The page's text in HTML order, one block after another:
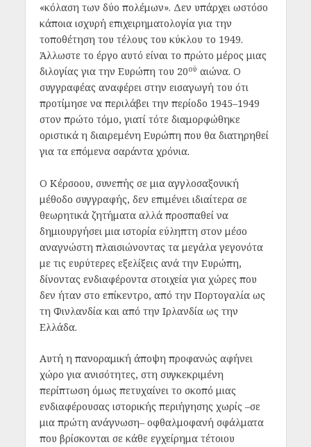
«κόλαση των δύο πολέμων». Δεν υπάρχει ωστόσο
κάποια ισχυρή επιχειρηματολογία για την
τοποθέτηση του τέλους του κύκλου το 1949.
Άλλωστε το έργο αυτό είναι το πρώτο μέρος μιας
διλογίας για την Ευρώπη του 20ού αιώνα. Ο
συγγραφέας αναφέρει στην εισαγωγή του ότι
προτίμησε να περιλάβει την περίοδο 1945–1949
στον πρώτο τόμο, γιατί τότε διαμορφώθηκε
οριστικά η διαιρεμένη Ευρώπη που θα διατηρηθεί
για τα επόμενα σαράντα χρόνια.
Ο Κέρσοου, συνεπής σε μια αγγλοσαξονική
μέθοδο συγγραφής, δεν επιμένει ιδιαίτερα σε
θεωρητικά ζητήματα αλλά προσπαθεί να
δημιουργήσει μια ιστορία εύληπτη στον μέσο
αναγνώστη πλαισιώνοντας τα μεγάλα γεγονότα
με τις ευρύτερες εξελίξεις ανά την Ευρώπη,
δίνοντας ενδιαφέροντα στοιχεία για χώρες που
δεν ήταν στο επίκεντρο, από την Πορτογαλία ως
τη Φινλανδία και από την Ιρλανδία ως την
Ελλάδα.
Αυτή η πανοραμική άποψη προφανώς αφήνει
χώρο για ανισότητες, στη συγκεκριμένη
περίπτωση όμως πετυχαίνει το σκοπό μιας
ενδιαφέρουσας ιστορικής περιήγησης χωρίς –σε
μια πρώτη ανάγνωση– οφθαλμοφανή σφάλματα
που βρίσκονται σε κάθε εγχείρημα τέτοιου